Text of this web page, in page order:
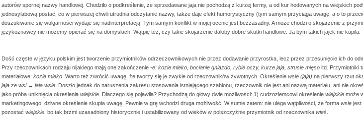
autorów spornej nazwy handlowej. Chodziło o podkreślenie, że sprzedawane jaja nie pochodzą z kurzej fermy, a od kur hodowanych na wiejskich
jednosylabową postać, co w pierwszej chwili utrudnia odczytanie nazwy, także daje efekt humorystyczny (tym samym przyciąga uwagę, a o to
doszukiwanie się wulgarności wydaje się nadinterpretacją. Tym samym konflikt w mojej ocenie jest bezzasadny. A może chodzi o skojarzenie z
językoznawcy nie możemy opierać się na domysłach. Wątpię też, czy takie skojarzenie dałoby dobre skutki handlowe. Ja bym takich jajek nie kupiła.
Dość częste w języku polskim jest tworzenie przymiotników odrzeczownikowych nie przez dodawanie przyrostka, lecz przez przesunięcie ich do
Przy rzeczownikach rodzaju nijakiego mają one zakończenie -e: kozie mleko, bocianie gniazdo, rybie oczy, kurze jaja, strusie mięso itd. Przymiotniki
materiałowe: kozie mleko . Warto też zwrócić uwagę, że tworzy się je zwykle od rzeczowników żywotnych. Określenie wsie (jaja) na pierwszy rzut
jaja ze wsi → jaja wsie . Doszło jednak do naruszenia zakresu stosowania istniejącego szablonu, rzeczownik nie jest ani nazwą materiału, ani nie
jako próba uniknięcia określenia wiejskie . Dlaczego się pojawiła? Przychodzą do głowy dwie możliwości: 1) cudzoziemcowi określenie wiejskie może
marketingowego: dziwne określenie skupia uwagę. Pewnie w grę wchodzi druga możliwość. W sumie zatem: nie ulega wątpliwości, że forma wsie jest
pozostać wiejskie , bo tak brzmi uzasadniony historycznie i ustabilizowany od wieków w polszczyźnie przymiotnik od rzeczownika wieś